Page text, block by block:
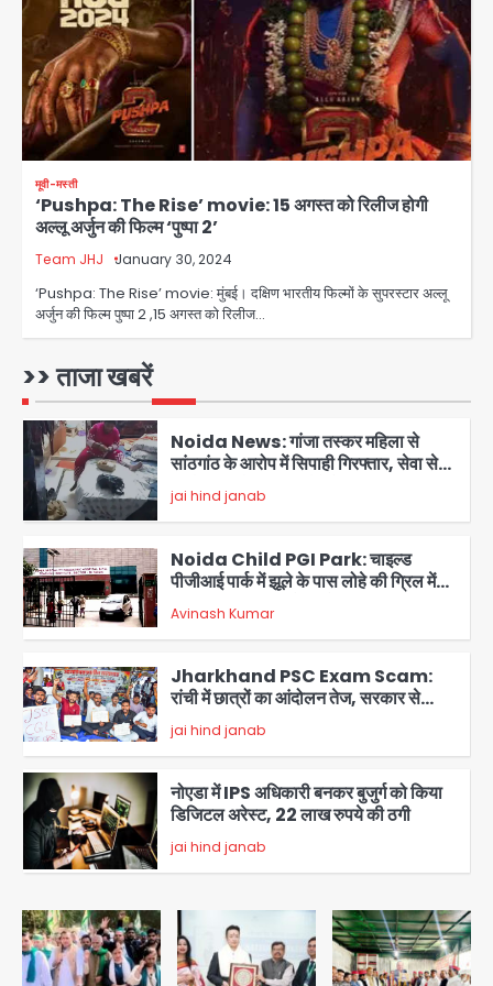
मूवी-मस्ती
‘Pushpa: The Rise’ movie: 15 अगस्त को रिलीज होगी
अल्लू अर्जुन की फिल्म ‘पुष्पा 2’
Team JHJ January 30, 2024
‘Pushpa: The Rise’ movie: मुंबई। दक्षिण भारतीय फिल्मों के सुपरस्टार अल्लू
अर्जुन की फिल्म पुष्पा 2 ,15 अगस्त को रिलीज…
>> ताजा खबरें
3
उतरा करंट, 7 साल के बच्चे की हालत गंभीर,
बिजली विभाग पर लापरवाही का आरोप
Avinash Kumar
4
Jharkhand PSC Exam Scam:
रांची में छात्रों का आंदोलन तेज, सरकार से
बातचीत को तैयार, रखीं दो बड़ी शर्तें
jai hind janab
नोएडा में IPS अधिकारी बनकर बुजुर्ग को किया
डिजिटल अरेस्ट, 22 लाख रुपये की ठगी
jai hind janab
1
Noida Authority: जांच के घेरे में प्लानिंग
2
Noida News: गांजा तस्कर महिला से
सांठगांठ के आरोप में सिपाही गिरफ्तार, सेवा से
बर्खास्त, कई पुलिसकर्मियों में डर
jai hind janab
3
Noida Child PGI Park: चाइल्ड
पीजीआई पार्क में झूले के पास लोहे की ग्रिल में
उतरा करंट, 7 साल के बच्चे की हालत गंभीर,
बिजली विभाग पर लापरवाही का आरोप
Avinash Kumar
4
Jharkhand PSC Exam Scam:
रांची में छात्रों का आंदोलन तेज, सरकार से
बातचीत को तैयार, रखीं दो बड़ी शर्तें
jai hind janab
5
नोएडा में IPS अधिकारी बनकर बुजुर्ग को किया
डिजिटल अरेस्ट, 22 लाख रुपये की ठगी
jai hind janab
1
Noida Authority: जांच के घेरे में प्लानिंग
विभाग, GM मीना भार्गव पर उठ रहे सवाल,
कार्रवाई में देरी पर भी चर्चा तेज
jai hind janab